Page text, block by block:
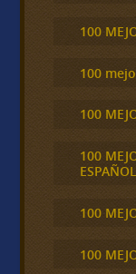
100
100
100
100
100
100